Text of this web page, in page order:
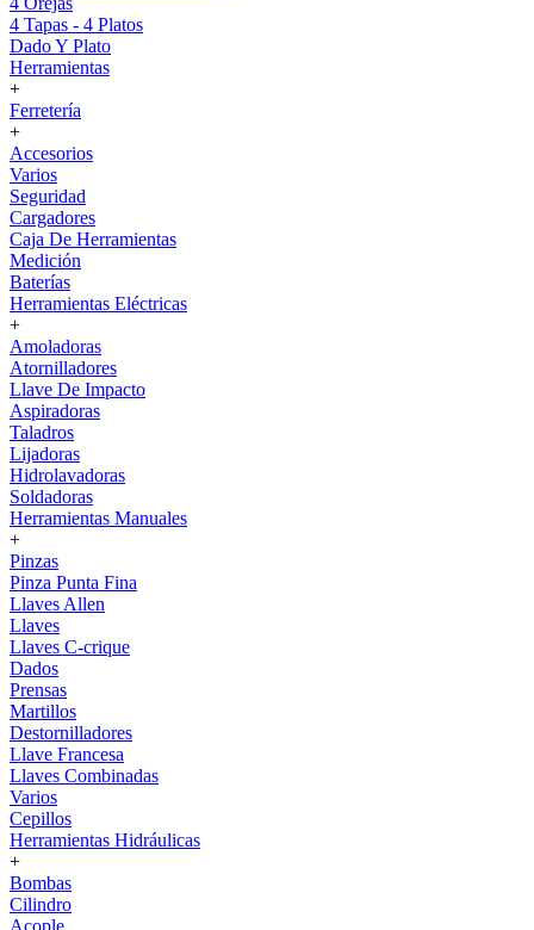
4 Tapas - 4 Platos
Dado Y Plato
Herramientas
+
Ferretería
+
Accesorios
Varios
Seguridad
Cargadores
Caja De Herramientas
Medición
Baterías
Herramientas Eléctricas
+
Amoladoras
Atornilladores
Llave De Impacto
Aspiradoras
Taladros
Lijadoras
Hidrolavadoras
Soldadoras
Herramientas Manuales
+
Pinzas
Pinza Punta Fina
Llaves Allen
Llaves
Llaves C-crique
Dados
Prensas
Martillos
Destornilladores
Llave Francesa
Llaves Combinadas
Varios
Cepillos
Herramientas Hidráulicas
+
Bombas
Cilindro
Acople